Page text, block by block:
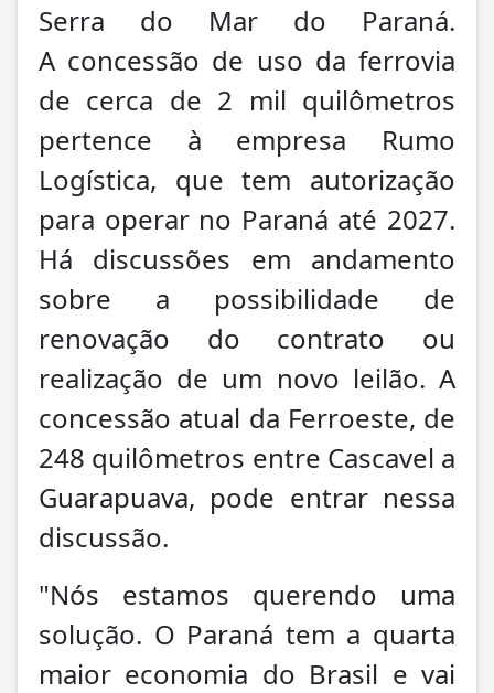
Serra do Mar do Paraná.
A concessão de uso da ferrovia
de cerca de 2 mil quilômetros
pertence à empresa Rumo
Logística, que tem autorização
para operar no Paraná até 2027.
Há discussões em andamento
sobre a possibilidade de
renovação do contrato ou
realização de um novo leilão. A
concessão atual da Ferroeste, de
248 quilômetros entre Cascavel a
Guarapuava, pode entrar nessa
discussão.
"Nós estamos querendo uma
solução. O Paraná tem a quarta
maior economia do Brasil e vai